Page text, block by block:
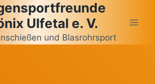
Ulfetal e. V.
und Blasrohrsport